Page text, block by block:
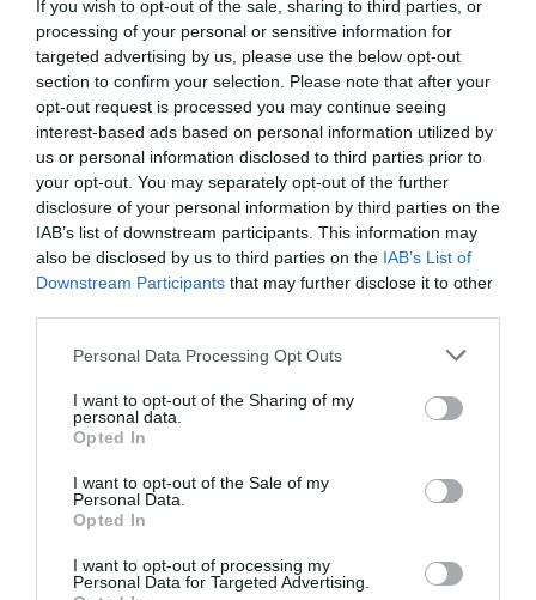
If you wish to opt-out of the sale, sharing to third parties, or
processing of your personal or sensitive information for
targeted advertising by us, please use the below opt-out
section to confirm your selection. Please note that after your
opt-out request is processed you may continue seeing
interest-based ads based on personal information utilized by
us or personal information disclosed to third parties prior to
your opt-out. You may separately opt-out of the further
disclosure of your personal information by third parties on the
IAB’s list of downstream participants. This information may
also be disclosed by us to third parties on the IAB’s List of
Downstream Participants that may further disclose it to other
Personal Data Processing Opt Outs
I want to opt-out of the Sharing of my
personal data.
Opted In
I want to opt-out of the Sale of my
Personal Data.
Opted In
I want to opt-out of processing my
Personal Data for Targeted Advertising.
Δείτε όλα τατελευταία νέαγια την Τέχνη και τον
Πολιτισμό στοCulturenow.gr
Νέοι Διαγωνισμοί❯
Tags
ΔΟΚΙΜΙΑ - ΜΕΛΕΤΕΣ
ΕΚΔΟΣΕΙΣ ΑΛΕΞΑΝΔΡΕΙΑ
ΕΛΛΗΝΕΣ ΣΥΓΓΡΑΦΕΙΣ
Newsletter
Κάθε βδομάδα στο e-mail σας τα τελευταία νέα για
την Τέχνη και τον Πολιτισμό!